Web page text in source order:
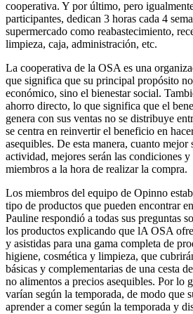
cooperativa. Y por último, pero
participantes, dedican 3 horas cada 4
supermercado como reabastecimiento,
limpieza, caja, administración, etc.
La cooperativa de la OSA es una
que significa que su principal propósito
económico, sino el bienestar social.
ahorro directo, lo que significa que el
genera con sus ventas no se distribuye
se centra en reinvertir el beneficio en
asequibles. De esta manera, cuanto mejor
actividad, mejores serán las condiciones
miembros a la hora de realizar la compra.
Los miembros del equipo de Opinno
tipo de productos que pueden encontrar
Pauline respondió a todas sus preguntas
los productos explicando que lA OSA
y asistidas para una gama completa de
higiene, cosmética y limpieza, que
básicas y complementarias de una cesta
no alimentos a precios asequibles. Por lo
varían según la temporada, de modo que
aprender a comer según la temporada y